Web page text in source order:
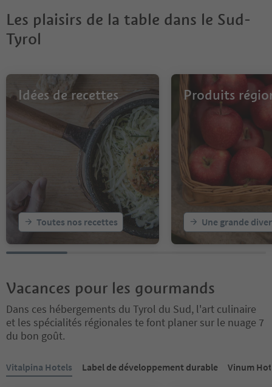
Les plaisirs de la table dans le Sud-
Tyrol
Idées de recettes
Toutes nos recettes
Produits
Une grande
Vacances pour les gourmands
Dans ces hébergements du Tyrol du Sud, l'art culinaire
et les spécialités régionales te font planer sur le nuage 7
du bon goût.
Vous êtes sur un curseur à onglets. Sélectionnez un onglet
Vitalpina Hotels Label de développement durable Vinum